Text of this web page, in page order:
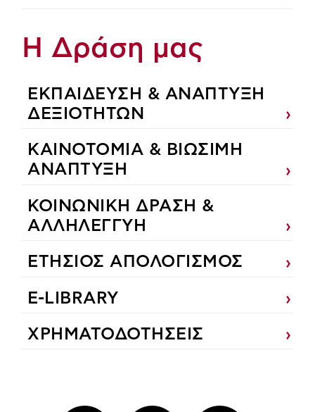
Η Δράση μας
ΕΚΠΑIΔΕΥΣΗ & ΑΝΑΠΤΥΞΗ
ΔΕΞΙΟΤΗΤΩΝ
ΚΑΙΝΟΤΟΜΙΑ & ΒΙΩΣΙΜΗ
ΑΝΑΠΤΥΞΗ
ΚΟΙΝΩΝΙΚΗ ΔΡΑΣΗ &
ΑΛΛΗΛΕΓΓΥΗ
ΕΤΗΣΙΟΣ ΑΠΟΛΟΓΙΣΜΟΣ
E-LIBRARY
ΧΡΗΜΑΤΟΔΟΤΗΣΕΙΣ